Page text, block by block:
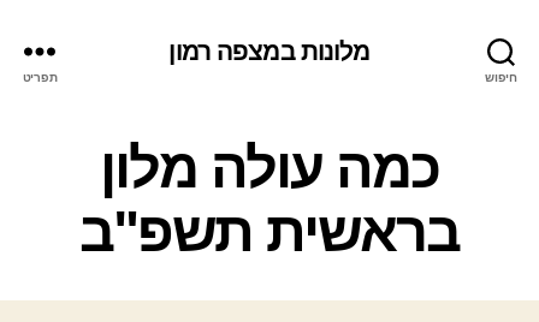
חיפוש
מלונות במצפה רמון
תפריט
ק
ט
ו
ר
ו
כמה עולה מלון
בראשית תשפ"ב